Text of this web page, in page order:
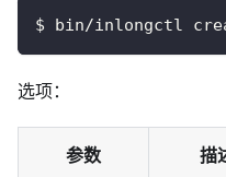
$ bin/inlongctl
选项：
参数 描